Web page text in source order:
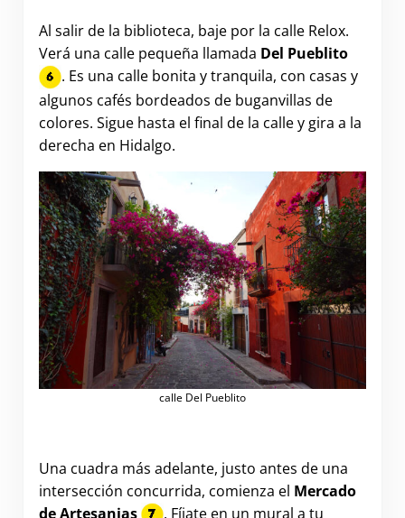
Al salir de la biblioteca, baje por la calle Relox.
Verá una calle pequeña llamada Del Pueblito
. Es una calle bonita y tranquila, con casas y
algunos cafés bordeados de buganvillas de
colores. Sigue hasta el final de la calle y gira a la
derecha en Hidalgo.
calle Del Pueblito
Una cuadra más adelante, justo antes de una
intersección concurrida, comienza el Mercado
de Artesanias
. Fíjate en un mural a tu